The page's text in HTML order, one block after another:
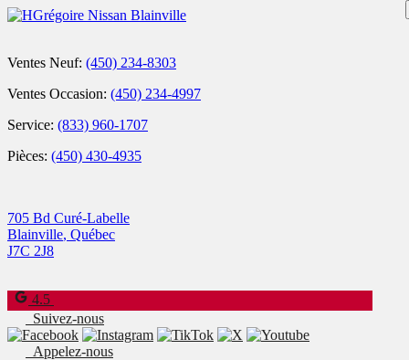
Ventes Neuf: (450) 234-8303
Ventes Occasion: (450) 234-4997
Service: (833) 960-1707
Pièces: (450) 430-4935
705 Bd Curé-Labelle
Blainville, Québec
J7C 2J8
4.5
Suivez-nous
Appelez-nous